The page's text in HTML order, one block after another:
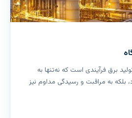
برق فرآیندی است که نه‌تنها به
بلکه به مراقبت و رسیدگی مداوم نیز